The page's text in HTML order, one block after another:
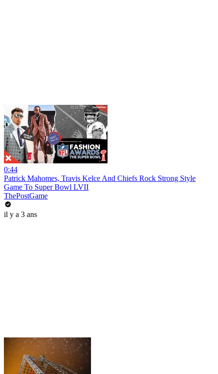
0:44
Patrick Mahomes, Travis Kelce And Chiefs Rock Strong Style
Game To Super Bowl LVII
ThePostGame
il y a 3 ans